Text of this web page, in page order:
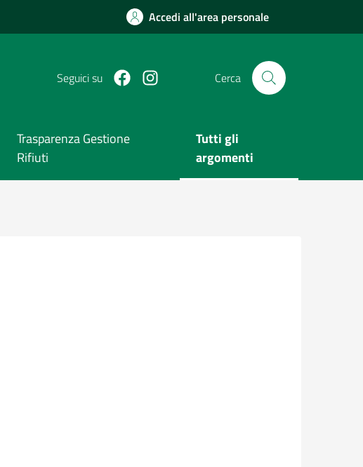
Accedi all'area personale
Seguici su FacebookInstagram Cerca
Trasparenza Gestione
Rifiuti
Tutti gli
argomenti